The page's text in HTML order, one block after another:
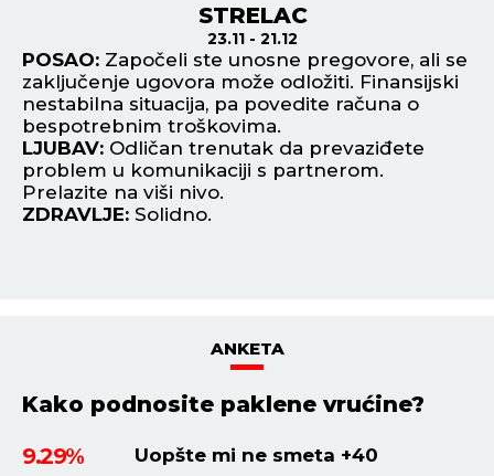
STRELAC
23.11 - 21.12
POSAO: Započeli ste unosne pregovore, ali se
zaključenje ugovora može odložiti. Finansijski
nestabilna situacija, pa povedite računa o
bespotrebnim troškovima.
LJUBAV: Odličan trenutak da prevaziđete
problem u komunikaciji s partnerom.
Prelazite na viši nivo.
ZDRAVLJE: Solidno.
ANKETA
Kako podnosite paklene vrućine?
9.29%
Uopšte mi ne smeta +40